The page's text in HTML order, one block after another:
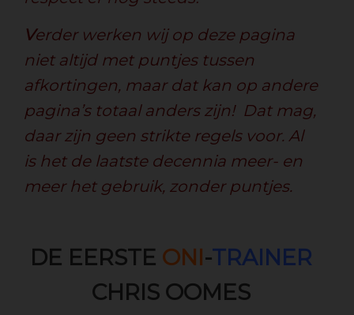
Verder werken wij op deze pagina
niet altijd met puntjes tussen
afkortingen, maar dat kan op andere
pagina’s totaal anders zijn! Dat mag,
daar zijn geen strikte regels voor. Al
is het de laatste decennia meer- en
meer het gebruik, zonder puntjes.
DE EERSTE ONI-TRAINER
CHRIS OOMES